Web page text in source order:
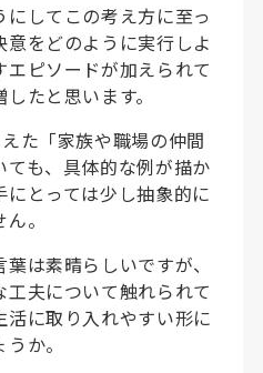
してこの考え方に至っ
をどのように実行しよ
ピソードが加えられて
たと思います。
た「家族や職場の仲間
も、具体的な例が描か
とっては少し抽象的に
。
は素晴らしいですが、
夫について触れられて
に取り入れやすい形に
か。